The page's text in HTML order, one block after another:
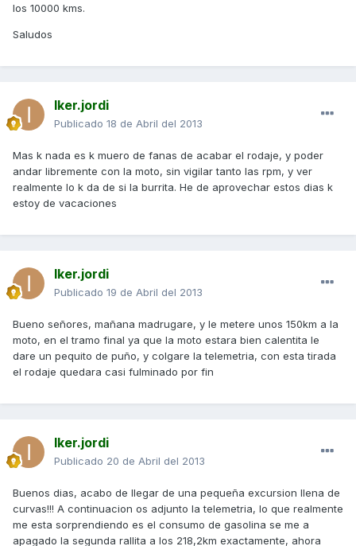
los 10000 kms.
Saludos
Iker.jordi
Publicado 18 de Abril del 2013
Mas k nada es k muero de fanas de acabar el rodaje, y poder
andar libremente con la moto, sin vigilar tanto las rpm, y ver
realmente lo k da de si la burrita. He de aprovechar estos dias k
estoy de vacaciones
Iker.jordi
Publicado 19 de Abril del 2013
Bueno señores, mañana madrugare, y le metere unos 150km a la
moto, en el tramo final ya que la moto estara bien calentita le
dare un pequito de puño, y colgare la telemetria, con esta tirada
el rodaje quedara casi fulminado por fin
Iker.jordi
Publicado 20 de Abril del 2013
Buenos dias, acabo de llegar de una pequeña excursion llena de
curvas!!! A continuacion os adjunto la telemetria, lo que realmente
me esta sorprendiendo es el consumo de gasolina se me a
apagado la segunda rallita a los 218,2km exactamente, ahora